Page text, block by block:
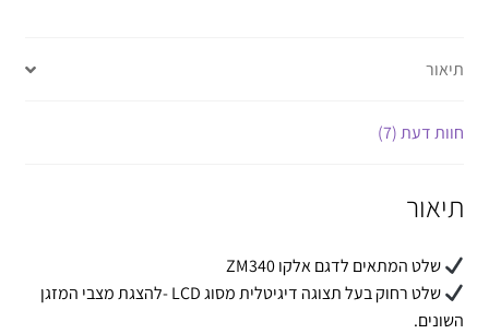
תיאור
חוות דעת (7)
תיאור
שלט המתאים לדגם אלקו ZM340
שלט רחוק בעל תצוגה דיגיטלית מסוג LCD -להצגת מצבי המזגן
השונים.